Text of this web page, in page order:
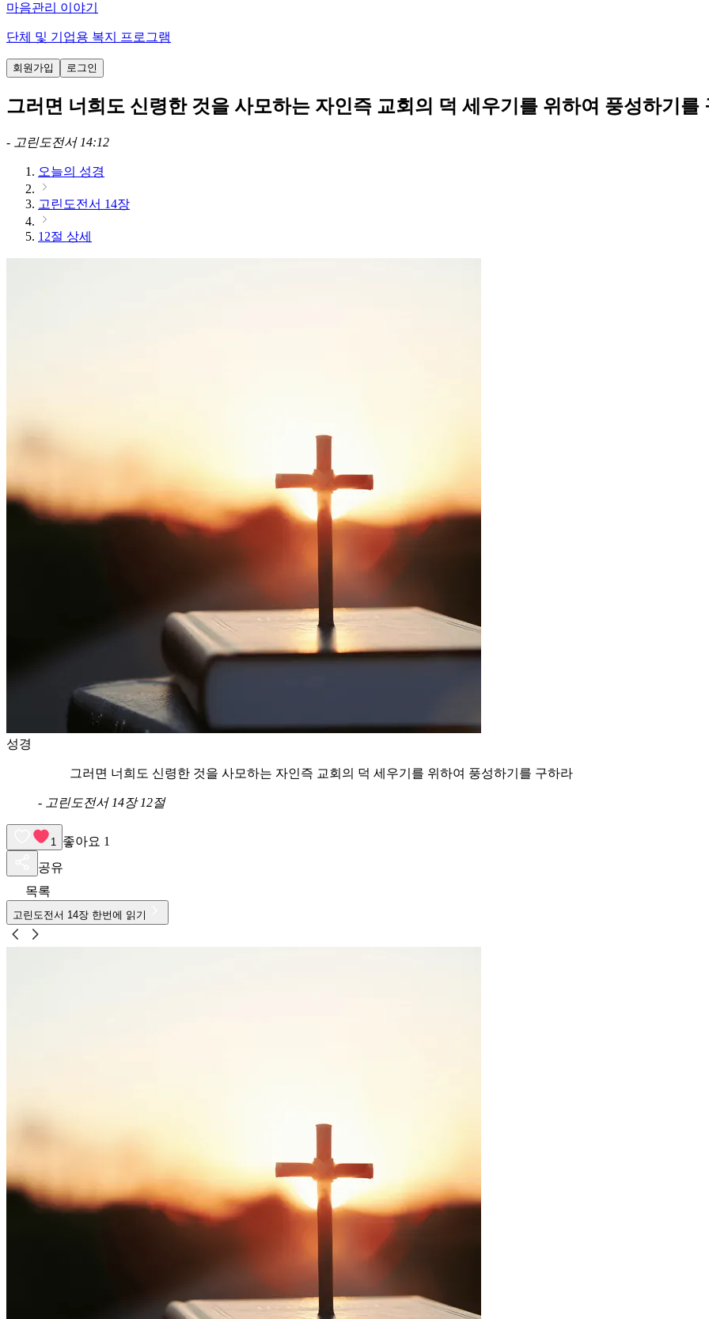
마음관리 이야기
단체 및 기업용 복지 프로그램
회원가입 로그인
그러면 너희도 신령한 것을 사모하는 자인즉 교회의 덕 세우기를 위하여 풍성하기를
- 고린도전서 14:12
오늘의 성경
고린도전서 14장
12절 상세
성경
그러면 너희도 신령한 것을 사모하는 자인즉 교회의 덕 세우기를 위하여 풍성하기를 구하라
- 고린도전서 14장 12절
1 좋아요 1
공유
목록
고린도전서 14장 한번에 읽기